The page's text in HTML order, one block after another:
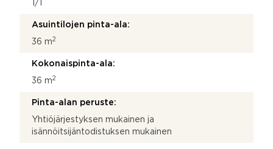
1/1
Asuintilojen pinta-ala:
36 m2
Kokonaispinta-ala:
36 m2
Pinta-alan peruste:
Yhtiöjärjestyksen mukainen ja
isännöitsijäntodistuksen mukainen